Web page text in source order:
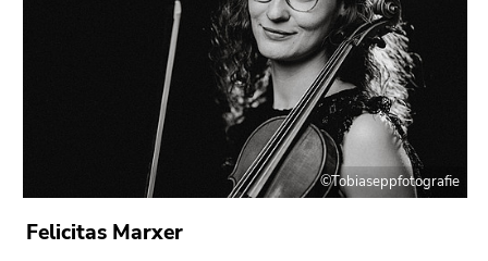
©Tobiaseppfotografie
Felicitas Marxer